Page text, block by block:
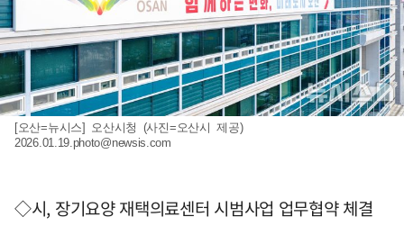
[오산=뉴시스] 오산시청 (사진=오산시 제공)
2026.01.19.photo@newsis.com
◇시, 장기요양 재택의료센터 시범사업 업무협약 체결